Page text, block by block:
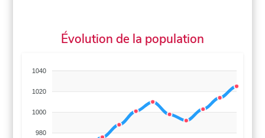
Évolution de la population
1040
1020
1000
980